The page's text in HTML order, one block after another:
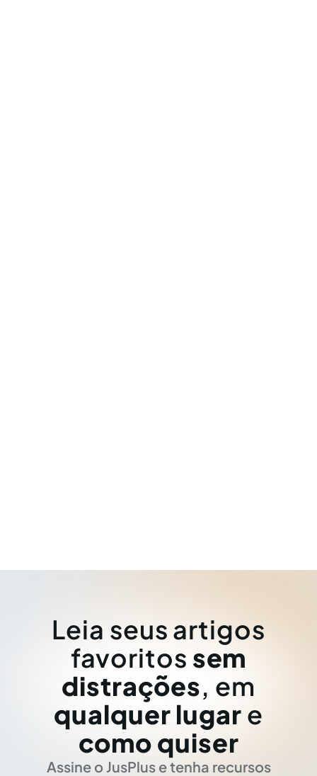
Leia seus artigos
favoritos sem
distrações, em
qualquer lugar e
como quiser
Assine o JusPlus e tenha recursos